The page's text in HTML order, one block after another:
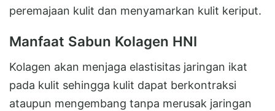
peremajaan kulit dan menyamarkan kulit keriput.
Manfaat Sabun Kolagen HNI
Kolagen akan menjaga elastisitas jaringan ikat
pada kulit sehingga kulit dapat berkontraksi
ataupun mengembang tanpa merusak jaringan